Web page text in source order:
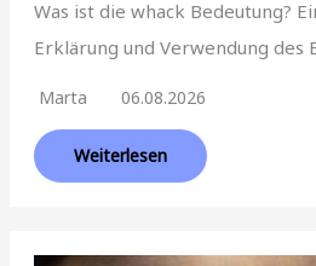
Was ist die whack Bedeutung?
Erklärung und Verwendung des
Marta 06.08.2026
Weiterlesen